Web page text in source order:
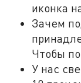
иконка
Зачем
Чтобы
У нас